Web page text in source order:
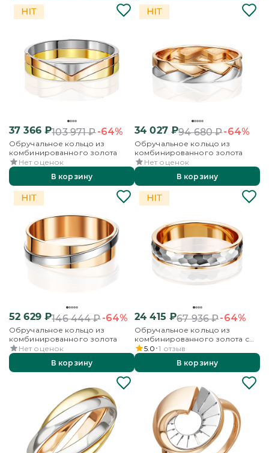
37 366₽103 971₽-64%
Обручальное кольцо из
комбинированного золота
Нет оценок
В корзину
34 027₽94 680₽-64%
Обручальное кольцо из
комбинированного золота
Нет оценок
В корзину
52 629₽146 444₽-64%
Обручальное кольцо из
комбинированного золота
Нет оценок
В корзину
24 415 ₽67 936₽-64%
Обручальное кольцо из
комбинированного золота с
алмазной гранью
5.0 1 отзыв
В корзину